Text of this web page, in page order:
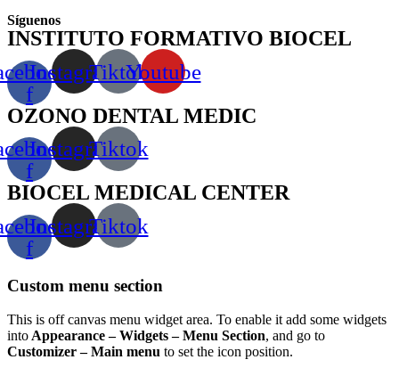
Síguenos
INSTITUTO FORMATIVO BIOCEL
f
InstagramTiktokYoutube
OZONO DENTAL MEDIC
f
InstagramTiktok
BIOCEL MEDICAL CENTER
f
InstagramTiktok
Custom menu section
This is off canvas menu widget area. To enable it add some widgets
into Appearance – Widgets – Menu Section, and go to
Customizer – Main menu to set the icon position.